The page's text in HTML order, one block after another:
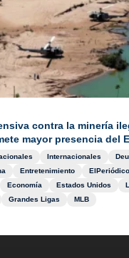
contra la minería
mayor presencia del
Internacionales
Entretenimiento
Economía Estados Unidos
Grandes Ligas MLB